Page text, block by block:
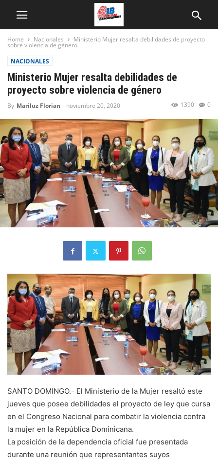
Home Nacionales Ministerio Mujer resalta debilidades de proyecto
sobre violencia de género
NACIONALES
Ministerio Mujer resalta debilidades de
proyecto sobre violencia de género
By Mariluz Florian - noviembre 20, 2020 0
1390
SANTO DOMINGO.- El Ministerio de la Mujer resaltó este
jueves que posee debilidades el proyecto de ley que cursa
en el Congreso Nacional para combatir la violencia contra
la mujer en la República Dominicana.
La posición de la dependencia oficial fue presentada
durante una reunión que representantes suyos